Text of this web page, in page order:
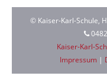
© Kaiser-Karl-Schule,
Kaiser-Karl-
Impressum |